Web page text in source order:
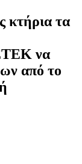
κτήρια τα
να
από το